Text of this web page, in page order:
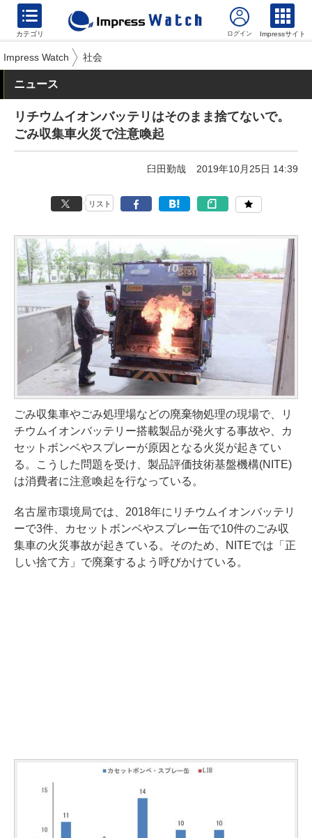
カテゴリ Impressサイト
Impress Watch 社会
ニュース
リチウムイオンバッテリはそのまま捨てないで。
ごみ収集車火災で注意喚起
臼田勤哉 2019年10月25日 14:39
リスト
ごみ収集車やごみ処理場などの廃棄物処理の現場で、リ
チウムイオンバッテリー搭載製品が発火する事故や、カ
セットボンベやスプレーが原因となる火災が起きてい
る。こうした問題を受け、製品評価技術基盤機構(NITE)
は消費者に注意喚起を行なっている。
名古屋市環境局では、2018年にリチウムイオンバッテリ
ーで3件、カセットボンベやスプレー缶で10件のごみ収
集車の火災事故が起きている。そのため、NITEでは「正
しい捨て方」で廃棄するよう呼びかけている。